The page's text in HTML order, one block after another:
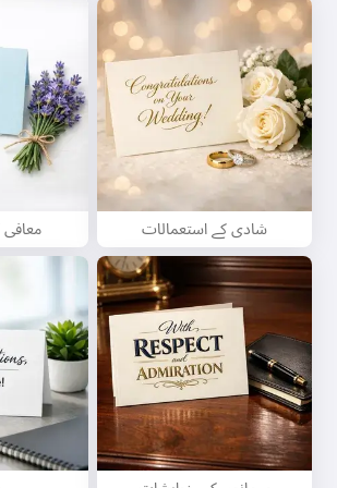
شادی کے استعمالات
ہیلو 👋
میں گانے بنا سکتا ہوں،